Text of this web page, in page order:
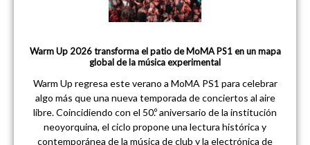
Warm Up 2026 transforma el patio de MoMA PS1 en un mapa
global de la música experimental
Warm Up regresa este verano a MoMA PS1 para celebrar
algo más que una nueva temporada de conciertos al aire
libre. Coincidiendo con el 50.º aniversario de la institución
neoyorquina, el ciclo propone una lectura histórica y
contemporánea de la música de club y la electrónica de